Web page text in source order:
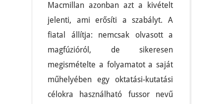
Macmillan azonban azt a kivételt
jelenti, ami erősíti a szabályt. A
fiatal állítja: nemcsak olvasott a
magfúzióról, de sikeresen
megismételte a folyamatot a saját
műhelyében egy oktatási-kutatási
célokra használható fussor nevű